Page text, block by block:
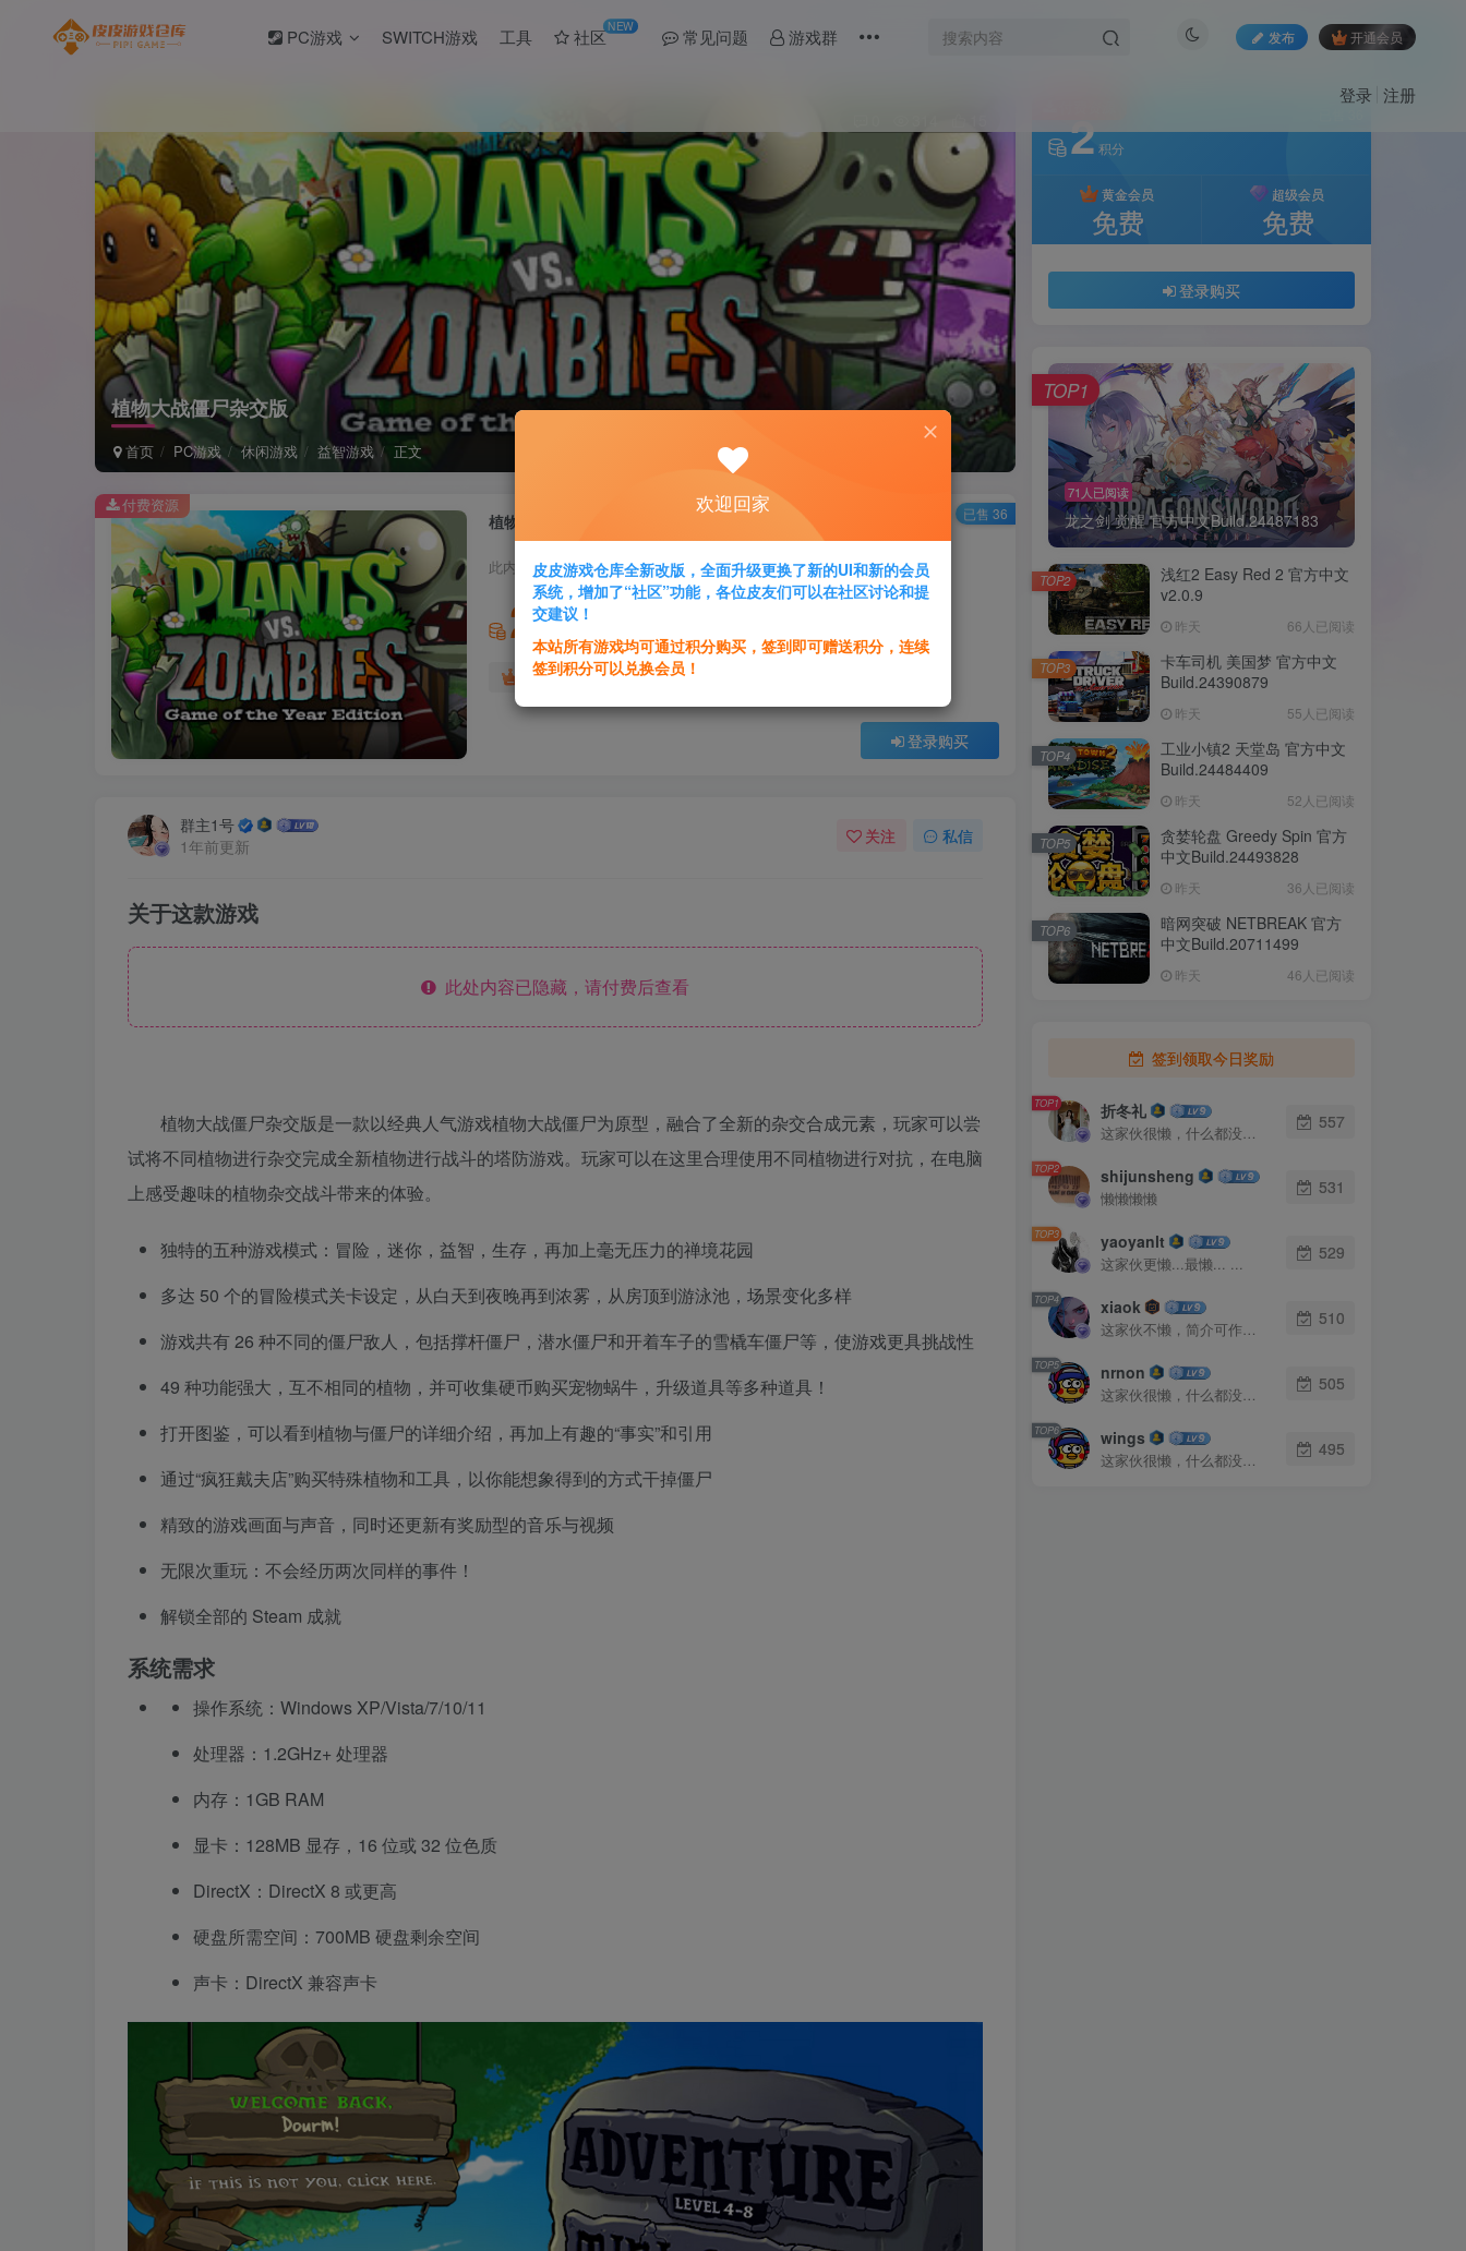
PC游戏 SWITCH游戏 工具 社区NEW 常见问题 游戏群 发布 开通会员
登录 注册
植物大战僵尸杂交版
首页 PC游戏 休闲游戏 益智游戏 正文
植物大战僵尸杂交版
此内容为付费资源，请付费后查看
2
黄金会员免费 超级会员
登录购买
付费资源 已售 36
群主1号
1年前更新
关注 私信
关于这款游戏
此处内容已隐藏，请付费后查看
植物大战僵尸杂交版是一款以经典人气游戏植物大战僵尸为原型，融合了全新的杂交合成元素，玩家可以尝
试将不同植物进行杂交完成全新植物进行战斗的塔防游戏。玩家可以在这里合理使用不同植物进行对抗，在电脑
上感受趣味的植物杂交战斗带来的体验。
独特的五种游戏模式：冒险，迷你，益智，生存，再加上毫无压力的禅境花园
多达 50 个的冒险模式关卡设定，从白天到夜晚再到浓雾，从房顶到游泳池，场景变化多样
游戏共有 26 种不同的僵尸敌人，包括撑杆僵尸，潜水僵尸和开着车子的雪橇车僵尸等，使游戏更具挑战性
49 种功能强大，互不相同的植物，并可收集硬币购买宠物蜗牛，升级道具等多种道具！
打开图鉴，可以看到植物与僵尸的详细介绍，再加上有趣的“事实”和引用
通过“疯狂戴夫店”购买特殊植物和工具，以你能想象得到的方式干掉僵尸
精致的游戏画面与声音，同时还更新有奖励型的音乐与视频
无限次重玩：不会经历两次同样的事件！
解锁全部的 Steam 成就
系统需求
操作系统：Windows XP/Vista/7/10/11
处理器：1.2GHz+ 处理器
内存：1GB RAM
显卡：128MB 显存，16 位或 32 位色质
DirectX：DirectX 8 或更高
硬盘所需空间：700MB 硬盘剩余空间
声卡：DirectX 兼容声卡
2积分
黄金会员
免费
超级会员
免费
登录购买
71人已阅读
龙之剑 觉醒 官方中文Build.24487183
TOP1
浅红2 Easy Red 2 官方中文
v2.0.9
昨天 66人已阅读
TOP2
卡车司机 美国梦 官方中文
Build.24390879
昨天 55人已阅读
TOP3
工业小镇2 天堂岛 官方中文
Build.24484409
昨天 52人已阅读
TOP4
贪婪轮盘 Greedy Spin 官方
中文Build.24493828
昨天 36人已阅读
TOP5
暗网突破 NETBREAK 官方
中文Build.20711499
昨天 46人已阅读
TOP6
签到领取今日奖励
TOP1 折冬礼
这家伙很懒，什么都没有写...
557
TOP2 shijunsheng
懒懒懒懒
531
TOP3 yaoyanlt
这家伙更懒...最懒... ...
529
TOP4 xiaok
这家伙不懒，简介可作证！
510
TOP5 nrnon
这家伙很懒，什么都没有写...
505
TOP6 wings
这家伙很懒，什么都没有写...
495
欢迎回家
皮皮游戏仓库全新改版，全面升级更换了新的UI和新的会员
系统，增加了“社区”功能，各位皮友们可以在社区讨论和提
交建议！
本站所有游戏均可通过积分购买，签到即可赠送积分，连续
签到积分可以兑换会员！